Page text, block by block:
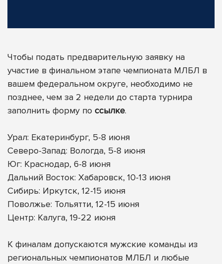
Чтобы подать предварительную заявку на
участие в финальном этапе чемпионата МЛБЛ в
вашем федеральном округе, необходимо не
позднее, чем за 2 недели до старта турнира
заполнить форму по ссылке.
Урал: Екатеринбург, 5-8 июня
Северо-Запад: Вологда, 5-8 июня
Юг: Краснодар, 6-8 июня
Дальний Восток: Хабаровск, 10-13 июня
Сибирь: Иркутск, 12-15 июня
Поволжье: Тольятти, 12-15 июня
Центр: Калуга, 19-22 июня
К финалам допускаются мужские команды из
региональных чемпионатов МЛБЛ и любые